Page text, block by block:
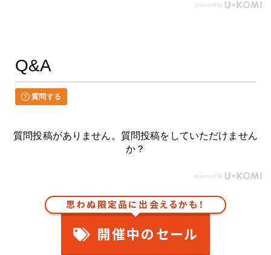
Q&A
質問する
質問投稿がありません。質問投稿をしていただけません
か？
思わぬ限定品に出会えるかも！
開催中のセール